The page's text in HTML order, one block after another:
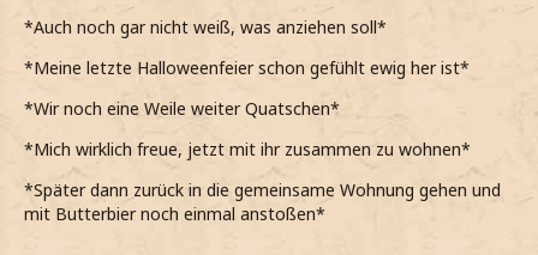
*Auch noch gar nicht weiß, was anziehen soll*
*Meine letzte Halloweenfeier schon gefühlt ewig her ist*
*Wir noch eine Weile weiter Quatschen*
*Mich wirklich freue, jetzt mit ihr zusammen zu wohnen*
*Später dann zurück in die gemeinsame Wohnung gehen und
mit Butterbier noch einmal anstoßen*